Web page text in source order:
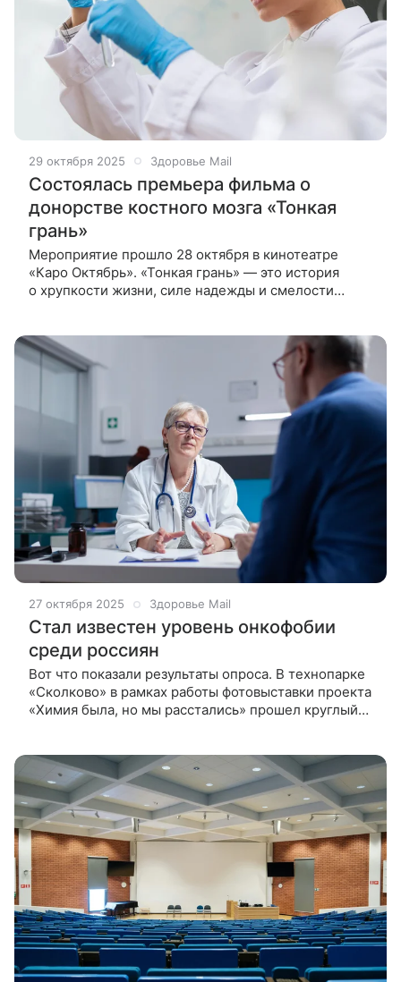
29 октября 2025 Здоровье Mail
Состоялась премьера фильма о
донорстве костного мозга «Тонкая
грань»
Мероприятие прошло 28 октября в кинотеатре
«Каро Октябрь». «Тонкая грань» — это история
о хрупкости жизни, силе надежды и смелости
27 октября 2025 Здоровье Mail
Стал известен уровень онкофобии
среди россиян
Вот что показали результаты опроса. В технопарке
«Сколково» в рамках работы фотовыставки проекта
«Химия была, но мы расстались» прошел круглый